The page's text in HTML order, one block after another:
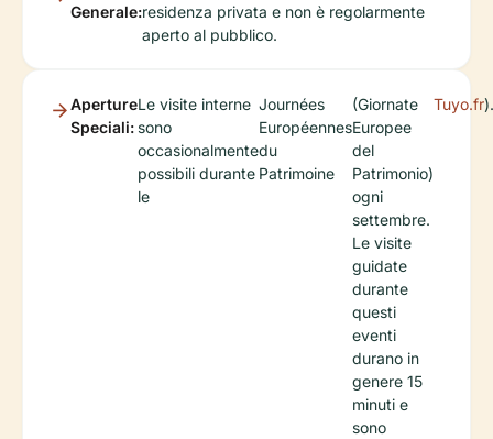
Generale:residenza privata e non è regolarmente
aperto al pubblico.
Aperture
Speciali:
Le visite interne
sono
occasionalmente
possibili durante
le
Journées
Européennes
du
Patrimoine
(Giornate
Europee
del
Patrimonio)
ogni
settembre.
Le visite
guidate
durante
questi
eventi
durano in
genere 15
minuti e
sono
Tuyo.fr).